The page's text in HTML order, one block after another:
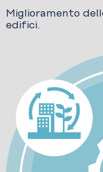
Miglioramento
edifici.